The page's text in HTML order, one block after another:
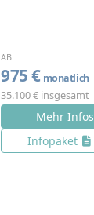
AB
975 € monatlich
35.100 € insgesamt
Mehr Infos
Infopaket